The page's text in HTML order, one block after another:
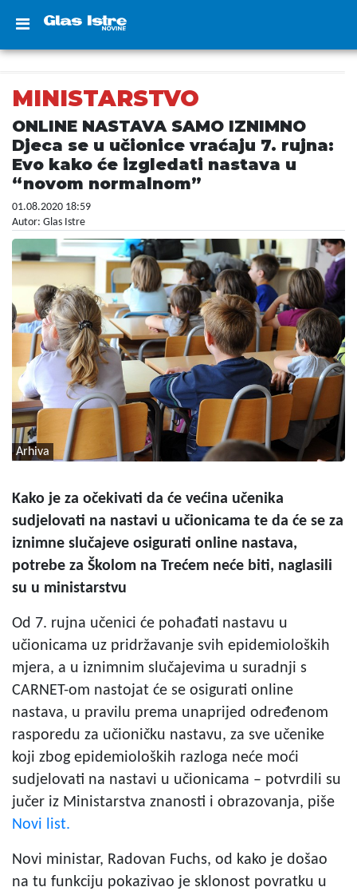
MINISTARSTVO
ONLINE NASTAVA SAMO IZNIMNO
Djeca se u učionice vraćaju 7. rujna:
Evo kako će izgledati nastava u
“novom normalnom”
01.08.2020 18:59
Autor: Glas Istre
Arhiva
Kako je za očekivati da će većina učenika
sudjelovati na nastavi u učionicama te da će se za
iznimne slučajeve osigurati online nastava,
potrebe za Školom na Trećem neće biti, naglasili
su u ministarstvu
Od 7. rujna učenici će pohađati nastavu u
učionicama uz pridržavanje svih epidemioloških
mjera, a u iznimnim slučajevima u suradnji s
CARNET-om nastojat će se osigurati online
nastava, u pravilu prema unaprijed određenom
rasporedu za učioničku nastavu, za sve učenike
koji zbog epidemioloških razloga neće moći
sudjelovati na nastavi u učionicama – potvrdili su
jučer iz Ministarstva znanosti i obrazovanja, piše
Novi list.
Novi ministar, Radovan Fuchs, od kako je došao
na tu funkciju pokazivao je sklonost povratku u